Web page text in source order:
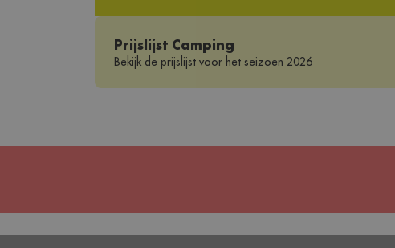
Prijslijst Camping
Bekijk de prijslijst voor het seizoen 2026